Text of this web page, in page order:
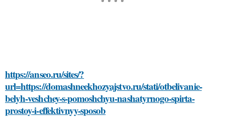
https://anseo.ru/sites/?
url=https://domashneekhozyajstvo.ru/stati/otbelivanie-
belyh-veshchey-s-pomoshchyu-nashatyrnogo-spirta-
prostoy-i-effektivnyy-sposob